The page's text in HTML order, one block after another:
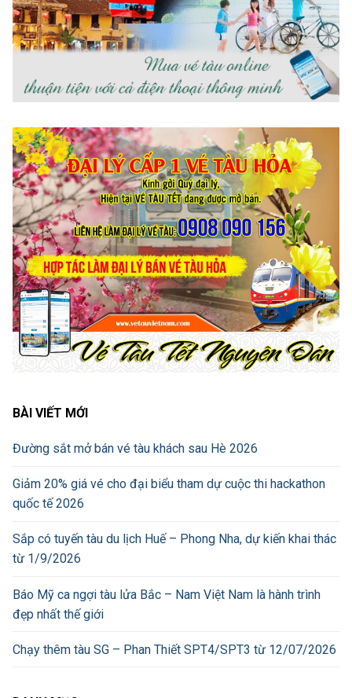
BÀI VIẾT MỚI
Đường sắt mở bán vé tàu khách sau Hè 2026
Giảm 20% giá vé cho đại biểu tham dự cuộc thi hackathon
quốc tế 2026
Sắp có tuyến tàu du lịch Huế – Phong Nha, dự kiến khai thác
từ 1/9/2026
Báo Mỹ ca ngợi tàu lửa Bắc – Nam Việt Nam là hành trình
đẹp nhất thế giới
Chạy thêm tàu SG – Phan Thiết SPT4/SPT3 từ 12/07/2026